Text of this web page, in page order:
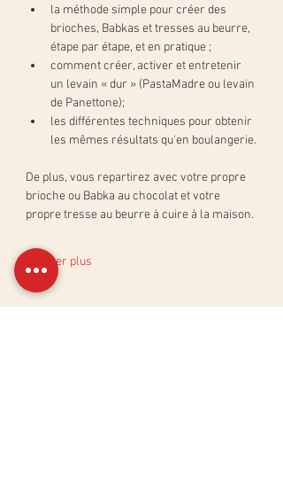
la méthode simple pour créer des
brioches, Babkas et tresses au beurre,
étape par étape, et en pratique ;
comment créer, activer et entretenir
un levain « dur » (PastaMadre ou levain
de Panettone);
les différentes techniques pour obtenir
les mêmes résultats qu'en boulangerie.
De plus, vous repartirez avec votre propre
brioche ou Babka au chocolat et votre
propre tresse au beurre à cuire à la maison.
Afficher plus
Billets